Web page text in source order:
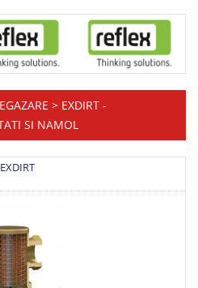
> EXDIRT -
SI NAMOL
EXDIRT